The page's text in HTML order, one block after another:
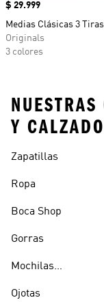
Precio
$ 29.999
Medias Clásicas 3
Originals
3 colores
Y CALZADO
Zapatillas
Ropa
Boca Shop
Gorras
Mochilas
Ojotas